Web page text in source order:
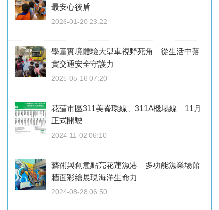
最安心後盾
2026-01-20 23:22
學童實境體驗大型車視野死角 從生活中落
實交通安全守護力
2025-05-16 07:20
花蓮市區311美崙環線、311A機場線 11月
正式開駛
2024-11-02 06:10
藝術與創意點亮花蓮漁港 多功能漁業場館
牆面彩繪展現海洋生命力
2024-08-28 06:50